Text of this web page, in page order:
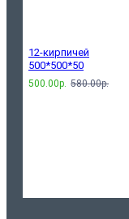
12-кирпичей
500*500*50
500.00р. 580.00р.